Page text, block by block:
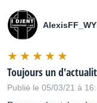
Toujours un
Publié le 05/03/21 à